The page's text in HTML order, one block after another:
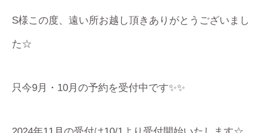
S様この度、遠い所お越し頂きありがとうございまし
た☆
只今9月・10月の予約を受付中です✨✨